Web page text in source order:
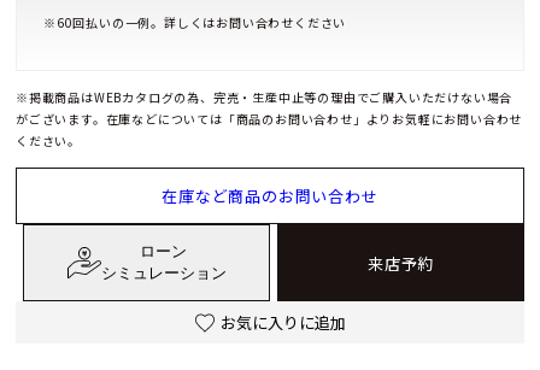
※ 60回払いの一例。詳しくはお問い合わせください
※掲載商品はWEBカタログの為、完売・生産中止等の理由でご購入いただけない場合
がございます。在庫などについては「商品のお問い合わせ」よりお気軽にお問い合わせ
ください。
在庫など商品のお問い合わせ
ローン
シミュレーション
来店予約
お気に入りに追加